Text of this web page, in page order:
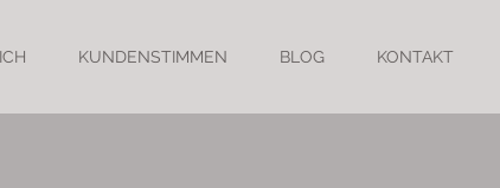
KUNDENSTIMMEN BLOG KONTAKT